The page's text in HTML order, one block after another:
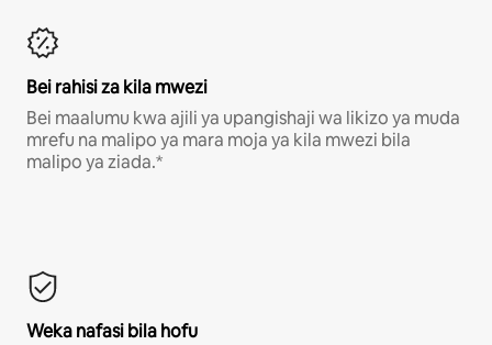
Bei rahisi za kila mwezi
Bei maalumu kwa ajili ya upangishaji wa likizo ya muda
mrefu na malipo ya mara moja ya kila mwezi bila
malipo ya ziada.*
Weka nafasi bila hofu